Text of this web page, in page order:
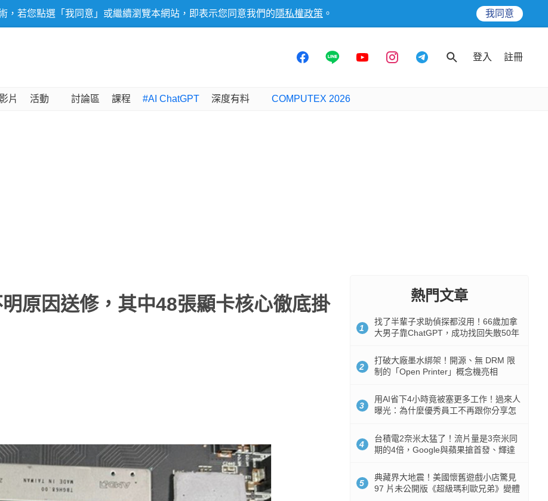
，若您點選「我同意」或繼續瀏覽本網站，即表示您同意我們的 隱私權政策 。 我同意
登入 註冊
影片 活動 討論區 課程 #AI ChatGPT 深度有料 COMPUTEX 2026
原因送修，其中48張顯卡核心徹底掛
熱門文章
1
找了半輩子求助偵探都沒用！66歲加拿
大男子靠ChatGPT，成功找回失散50年
2
打破大廠墨水綁架！開源、無 DRM 限
制的「Open Printer」概念機亮相
3
用AI省下4小時竟被塞更多工作！過來人
曝光：為什麼優秀員工不再跟你分享怎
4
台積電2奈米太猛了！流片量是3奈米同
期的4倍，Google與蘋果搶首發、輝達
5
典藏界大地震！美國懷舊遊戲小店驚見
97 片未公開版《超級瑪利歐兄弟》變體